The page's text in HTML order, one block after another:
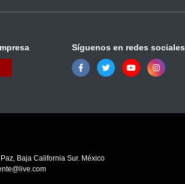
Síguenos en redes sociales
Baja California Sur. México